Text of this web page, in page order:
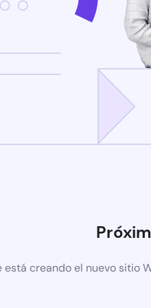
está creando el nuevo sitio